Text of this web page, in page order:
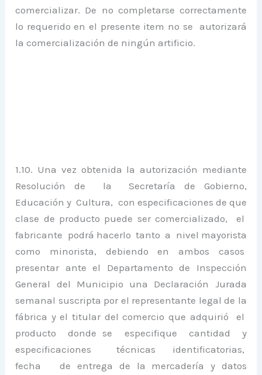
comercializar. De no completarse correctamente
lo requerido en el presente item no se autorizará
la comercialización de ningún artificio.
1.10. Una vez obtenida la autorización mediante
Resolución de la Secretaría de Gobierno,
Educación y Cultura, con especificaciones de que
clase de producto puede ser comercializado, el
fabricante podrá hacerlo tanto a nivel mayorista
como minorista, debiendo en ambos casos
presentar ante el Departamento de Inspección
General del Municipio una Declaración Jurada
semanal suscripta por el representante legal de la
fábrica y el titular del comercio que adquirió el
producto donde se especifique cantidad y
especificaciones técnicas identificatorias,
fecha de entrega de la mercadería y datos